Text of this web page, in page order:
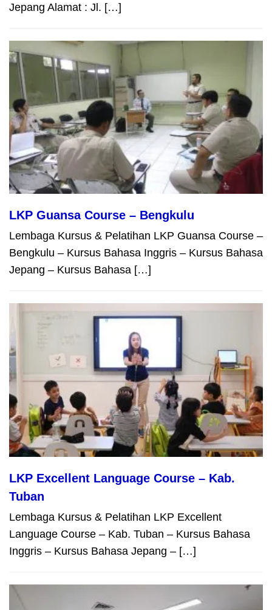
Jepang Alamat : Jl. […]
LKP Guansa Course – Bengkulu
Lembaga Kursus & Pelatihan LKP Guansa Course –
Bengkulu – Kursus Bahasa Inggris – Kursus Bahasa
Jepang – Kursus Bahasa […]
LKP Excellent Language Course – Kab.
Tuban
Lembaga Kursus & Pelatihan LKP Excellent
Language Course – Kab. Tuban – Kursus Bahasa
Inggris – Kursus Bahasa Jepang – […]